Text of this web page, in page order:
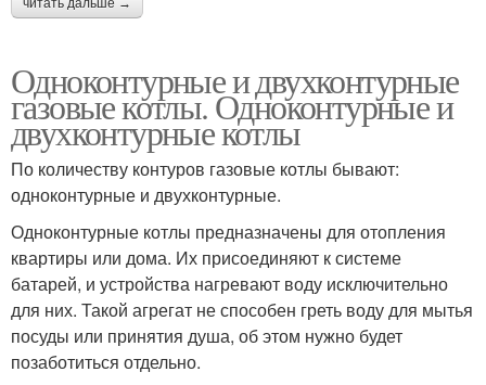
читать дальше →
Одноконтурные и двухконтурные
газовые котлы. Одноконтурные и
двухконтурные котлы
По количеству контуров газовые котлы бывают:
одноконтурные и двухконтурные.
Одноконтурные котлы предназначены для отопления
квартиры или дома. Их присоединяют к системе
батарей, и устройства нагревают воду исключительно
для них. Такой агрегат не способен греть воду для мытья
посуды или принятия душа, об этом нужно будет
позаботиться отдельно.